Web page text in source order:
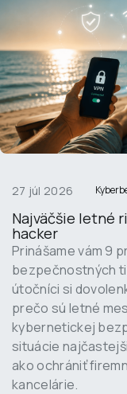
27 júl 2026
Najväčšie letné
hacker
Prinášame vám 9
bezpečnostných
útočníci si
prečo sú letné
kybernetickej
situácie
ako ochrániť
kancelárie.